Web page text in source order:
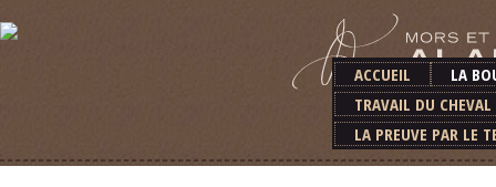
ACCUEIL
LA
TRAVAIL DU
LA PREUVE PAR LE